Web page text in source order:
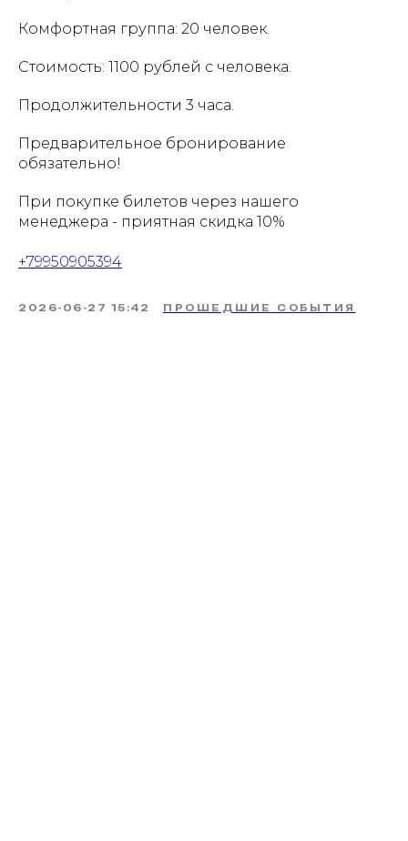
Комфортная группа: 20 человек.
Стоимость: 1100 рублей с человека.
Продолжительности 3 часа.
Предварительное бронирование
обязательно!
При покупке билетов через нашего
менеджера - приятная скидка 10%
+79950905394
2026-06-27 15:42 ПРОШЕДШИЕ СОБЫТИЯ